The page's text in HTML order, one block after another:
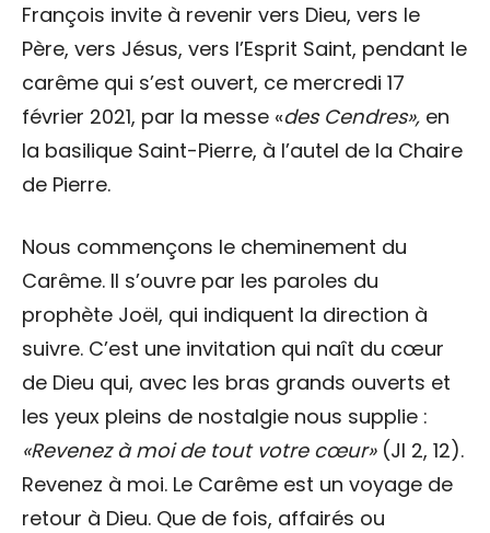
François invite à revenir vers Dieu, vers le
Père, vers Jésus, vers l’Esprit Saint, pendant le
carême qui s’est ouvert, ce mercredi 17
février 2021, par la messe «des Cendres», en
la basilique Saint-Pierre, à l’autel de la Chaire
de Pierre.
Nous commençons le cheminement du
Carême. Il s’ouvre par les paroles du
prophète Joël, qui indiquent la direction à
suivre. C’est une invitation qui naît du cœur
de Dieu qui, avec les bras grands ouverts et
les yeux pleins de nostalgie nous supplie :
«Revenez à moi de tout votre cœur» (Jl 2, 12).
Revenez à moi. Le Carême est un voyage de
retour à Dieu. Que de fois, affairés ou